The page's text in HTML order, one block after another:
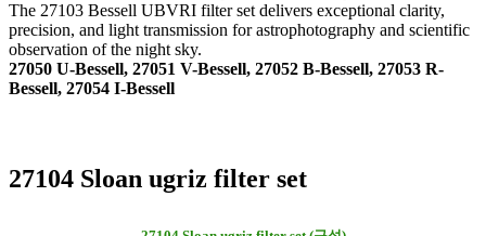
The 27103 Bessell UBVRI filter set delivers exceptional clarity,
precision, and light transmission for astrophotography and scientific
observation of the night sky.
27050 U-Bessell, 27051 V-Bessell, 27052 B-Bessell, 27053 R-
Bessell, 27054 I-Bessell
27104 Sloan ugriz filter set